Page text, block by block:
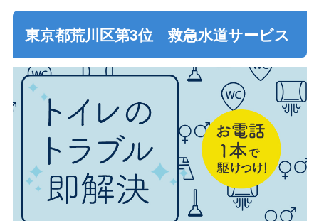
東京都荒川区第3位 救急水道サービス